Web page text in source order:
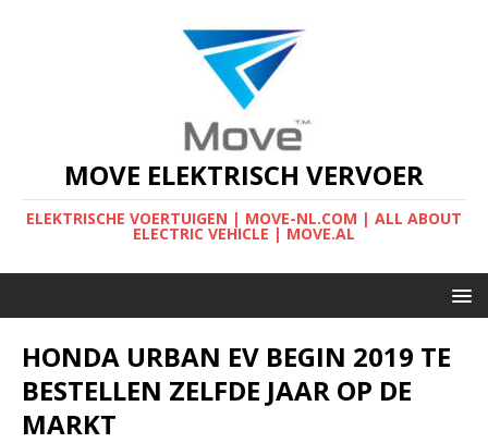
MOVE ELEKTRISCH VERVOER
ELEKTRISCHE VOERTUIGEN | MOVE-NL.COM | ALL ABOUT
ELECTRIC VEHICLE | MOVE.AL
HONDA URBAN EV BEGIN 2019 TE
BESTELLEN ZELFDE JAAR OP DE
MARKT